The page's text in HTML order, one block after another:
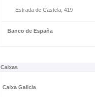
Estrada de Castela, 419
Banco de España
Caixas
Caixa Galicia